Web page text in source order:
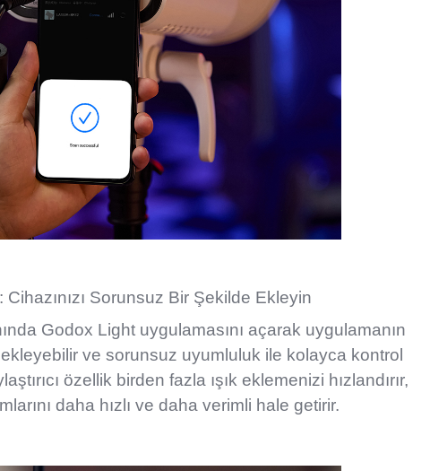
Cihazınızı Sorunsuz Bir Şekilde Ekleyin
Godox Light uygulamasını açarak uygulamanın
ve sorunsuz uyumluluk ile kolayca kontrol
özellik birden fazla ışık eklemenizi hızlandırır,
daha hızlı ve daha verimli hale getirir.